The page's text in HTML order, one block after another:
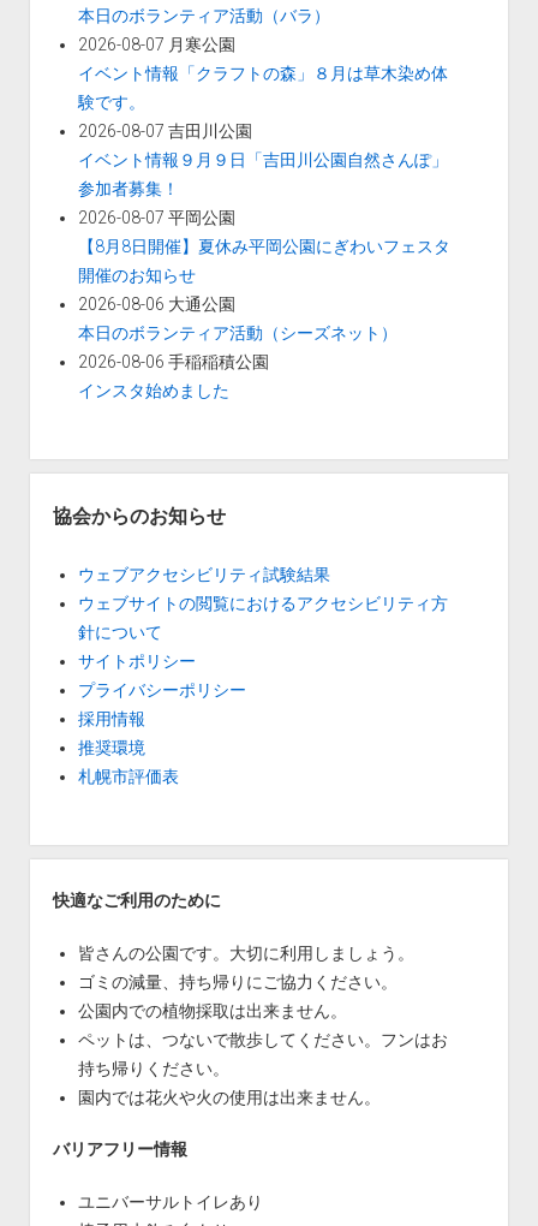
本日のボランティア活動（バラ）
2026-08-07 月寒公園
イベント情報「クラフトの森」８月は草木染め体
験です。
2026-08-07 吉田川公園
イベント情報９月９日「吉田川公園自然さんぽ」
参加者募集！
2026-08-07 平岡公園
【8月8日開催】夏休み平岡公園にぎわいフェスタ
開催のお知らせ
2026-08-06 大通公園
本日のボランティア活動（シーズネット）
2026-08-06 手稲稲積公園
インスタ始めました
協会からのお知らせ
ウェブアクセシビリティ試験結果
ウェブサイトの閲覧におけるアクセシビリティ方
針について
サイトポリシー
プライバシーポリシー
採用情報
推奨環境
札幌市評価表
快適なご利用のために
皆さんの公園です。大切に利用しましょう。
ゴミの減量、持ち帰りにご協力ください。
公園内での植物採取は出来ません。
ペットは、つないで散歩してください。フンはお
持ち帰りください。
園内では花火や火の使用は出来ません。
バリアフリー情報
ユニバーサルトイレあり